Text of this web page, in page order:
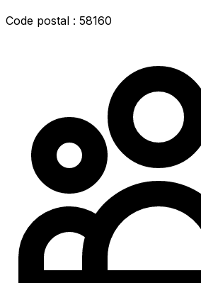
Code postal : 58160